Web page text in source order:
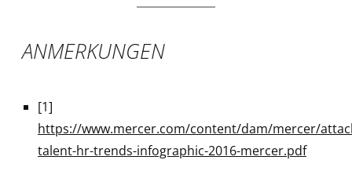
ANMERKUNGEN
[1]
https://www.mercer.com/content/dam/mercer/
talent-hr-trends-infographic-2016-mercer.pdf